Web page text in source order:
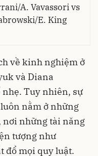
A. Vavassori vs
E. King
về kinh nghiệm ở
và Diana
Tuy nhiên, sự
nằm ở những
nơi những tài năng
tượng như
đổ mọi quy luật.